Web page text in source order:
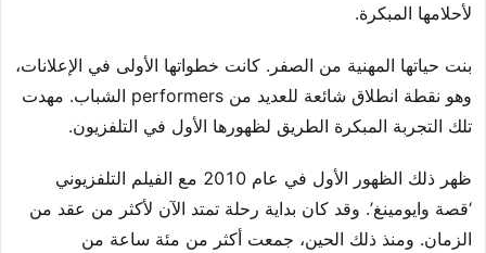
لأحلامها المبكرة.
بنت حياتها المهنية من الصفر. كانت خطواتها الأولى في الإعلانات،
وهو نقطة انطلاق شائعة للعديد من performers الشباب. مهدت
تلك التجربة المبكرة الطريق لظهورها الأول في التلفزيون.
ظهر ذلك الظهور الأول في عام 2010 مع الفيلم التلفزيوني
‘قصة وايومينغ’. وقد كان بداية رحلة تمتد الآن لأكثر من عقد من
الزمان. ومنذ ذلك الحين، جمعت أكثر من مئة ساعة من